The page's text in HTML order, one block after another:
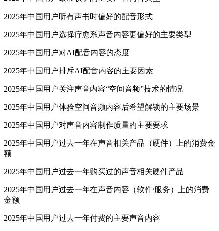
2025年中国用户听有声书时偏好的配音形式
2025年中国用户选择疗愈系声音内容更偏好的主要类型
2025年中国用户对AI配音内容的态度
2025年中国用户排斥AI配音内容的主要因素
2025年中国用户关注声音内容“空间音频”技术的情况
2025年中国用户体验空间音频内容后希望解锁的主要场景
2025年中国用户对声音内容制作质量的主要要求
2025年中国用户过去一年在声音相关产品（硬件）上的消费金
额
2025年中国用户过去一年购买过的声音相关硬件产品
2025年中国用户过去一年在声音内容（软件/服务）上的消费
金额
2025年中国用户过去一年付费的主要声音内容